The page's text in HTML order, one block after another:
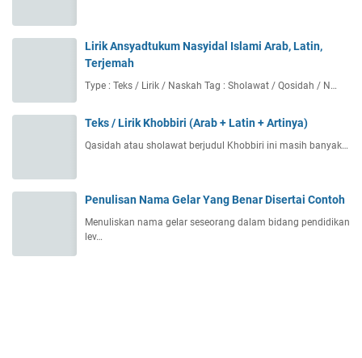
Lirik Ansyadtukum Nasyidal Islami Arab, Latin,
Terjemah
Type : Teks / Lirik / Naskah Tag : Sholawat / Qosidah / N…
Teks / Lirik Khobbiri (Arab + Latin + Artinya)
Qasidah atau sholawat berjudul Khobbiri ini masih banyak…
Penulisan Nama Gelar Yang Benar Disertai Contoh
Menuliskan nama gelar seseorang dalam bidang pendidikan
lev…